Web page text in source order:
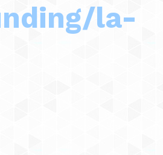
la-